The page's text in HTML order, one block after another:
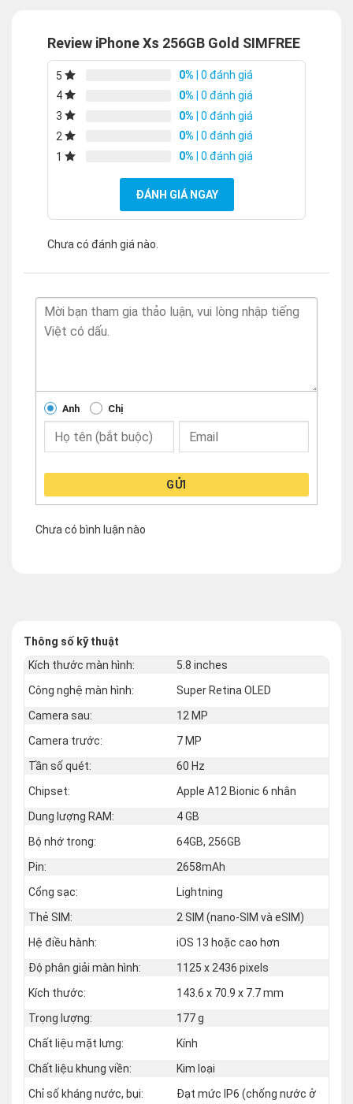
Review iPhone Xs 256GB Gold SIMFREE
5 0% | 0 đánh giá
4
0% | 0 đánh giá
3
0% | 0 đánh giá
2
0% | 0 đánh giá
1
0% | 0 đánh giá
ĐÁNH GIÁ NGAY
Chưa có đánh giá nào.
Anh Chị
GỬI
Chưa có bình luận nào
Thông số kỹ thuật
Kích thước màn hình:
5.8 inches
Công nghệ màn hình:
Super Retina OLED
Camera sau:
12 MP
Camera trước:
7 MP
Tần số quét:
60 Hz
Chipset:
Apple A12 Bionic 6 nhân
Dung lượng RAM:
4 GB
Bộ nhớ trong:
64GB, 256GB
Pin:
2658mAh
Cổng sạc:
Lightning
Thẻ SIM:
2 SIM (nano‑SIM và eSIM)
Hệ điều hành:
iOS 13 hoặc cao hơn
Độ phân giải màn hình:
1125 x 2436 pixels
Kích thước:
143.6 x 70.9 x 7.7 mm
Trọng lượng:
177 g
Chất liệu mặt lưng:
Kính
Chất liệu khung viền:
Kim loại
Chỉ số kháng nước, bụi:
Đạt mức IP6 (chống nước ở